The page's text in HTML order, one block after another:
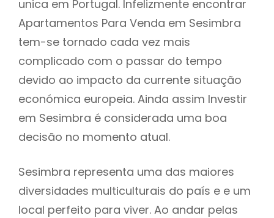
unica em Portugal. Infelizmente encontrar
Apartamentos Para Venda em Sesimbra
tem-se tornado cada vez mais
complicado com o passar do tempo
devido ao impacto da currente situação
económica europeia. Ainda assim Investir
em Sesimbra é considerada uma boa
decisão no momento atual.
Sesimbra representa uma das maiores
diversidades multiculturais do país e e um
local perfeito para viver. Ao andar pelas